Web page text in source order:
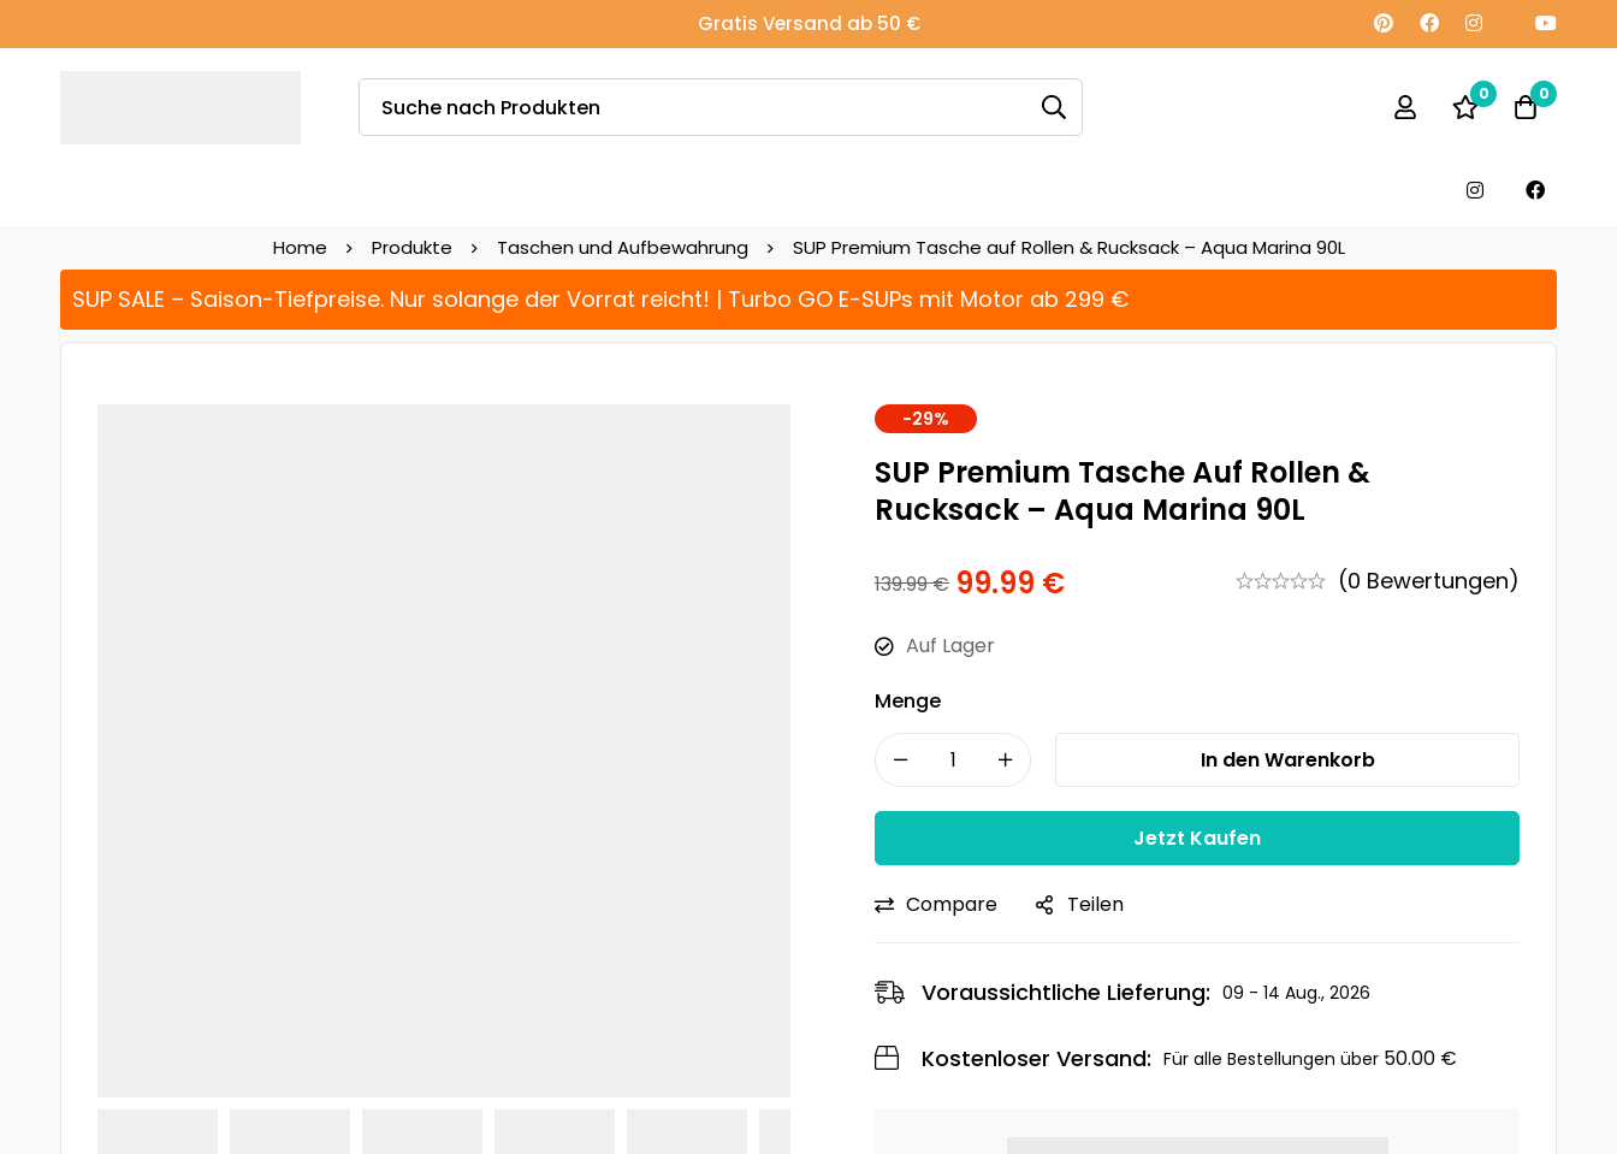
Gratis Versand ab 50 €
0 0
Home Produkte Taschen und Aufbewahrung SUP Premium Tasche auf Rollen & Rucksack – Aqua Marina 90L
SUP SALE – Saison-Tiefpreise. Nur solange der Vorrat reicht! | Turbo GO E-SUPs mit Motor ab 299 €
-29%
SUP Premium Tasche Auf Rollen &
Rucksack – Aqua Marina 90L
139.99€ 99.99 € (0 Bewertungen)
Auf Lager
Menge
In den Warenkorb
Jetzt Kaufen
Compare Teilen
Voraussichtliche Lieferung: 09 - 14 Aug., 2026
Kostenloser Versand: Für alle Bestellungen über 50.00 €